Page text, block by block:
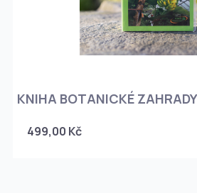
KNIHA BOTANICKÉ
499,00 Kč